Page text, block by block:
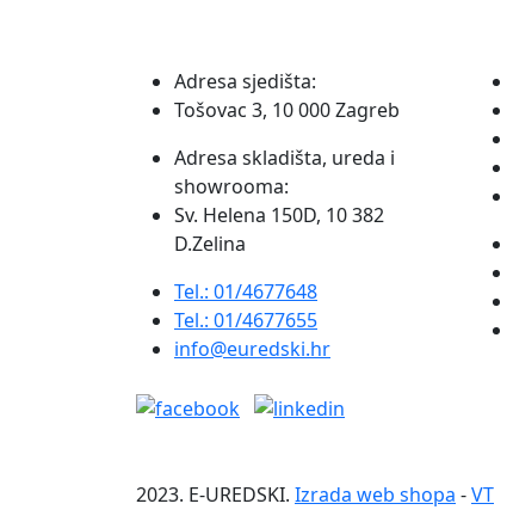
Adresa sjedišta:
Tošovac 3, 10 000 Zagreb
Adresa skladišta, ureda i
showrooma:
Sv. Helena 150D, 10 382
D.Zelina
Tel.: 01/4677648
Tel.: 01/4677655
info@euredski.hr
2023. E-UREDSKI. Izrada web shopa -VT